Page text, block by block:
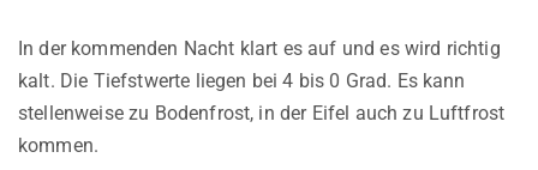
In der kommenden Nacht klart es auf und es wird richtig
kalt. Die Tiefstwerte liegen bei 4 bis 0 Grad. Es kann
stellenweise zu Bodenfrost, in der Eifel auch zu Luftfrost
kommen.